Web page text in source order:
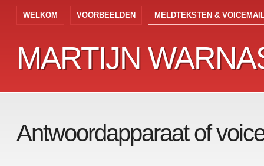
WELKOM VOORBEELDEN MELDTEKSTEN &
MARTIJN
MARTIJN
Antwoordapparaat of